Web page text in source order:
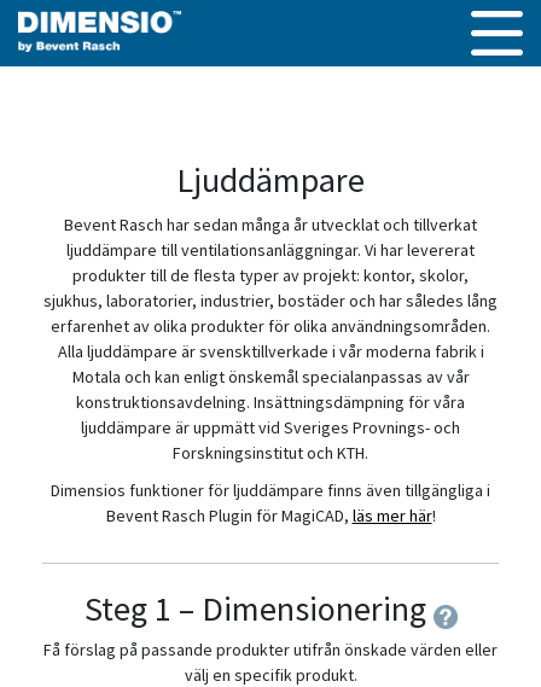
Ljuddämpare
Bevent Rasch har sedan många år utvecklat och tillverkat
ljuddämpare till ventilationsanläggningar. Vi har levererat
produkter till de flesta typer av projekt: kontor, skolor,
sjukhus, laboratorier, industrier, bostäder och har således lång
erfarenhet av olika produkter för olika användningsområden.
Alla ljuddämpare är svensktillverkade i vår moderna fabrik i
Motala och kan enligt önskemål specialanpassas av vår
konstruktionsavdelning. Insättningsdämpning för våra
ljuddämpare är uppmätt vid Sveriges Provnings- och
Forskningsinstitut och KTH.
Dimensios funktioner för ljuddämpare finns även tillgängliga i
Bevent Rasch Plugin för MagiCAD, läs mer här!
Steg 1 – Dimensionering
Få förslag på passande produkter utifrån önskade värden eller
välj en specifik produkt.